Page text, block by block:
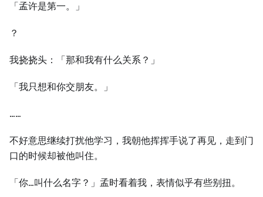
「孟许是第一。」
？
我挠挠头：「那和我有什么关系？」
「我只想和你交朋友。」
……
不好意思继续打扰他学习，我朝他挥挥手说了再见，走到门
口的时候却被他叫住。
「你…叫什么名字？」孟时看着我，表情似乎有些别扭。